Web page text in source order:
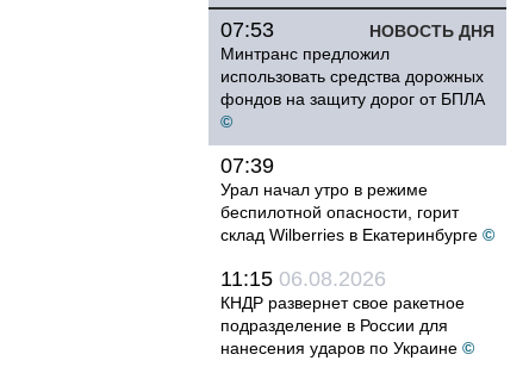
НОВОСТЬ ДНЯ
07:53
Минтранс предложил
использовать средства дорожных
фондов на защиту дорог от БПЛА
©
07:39
Урал начал утро в режиме
беспилотной опасности, горит
склад Wilberries в Екатеринбурге ©
11:15 06.08.2026
КНДР развернет свое ракетное
подразделение в России для
нанесения ударов по Украине ©